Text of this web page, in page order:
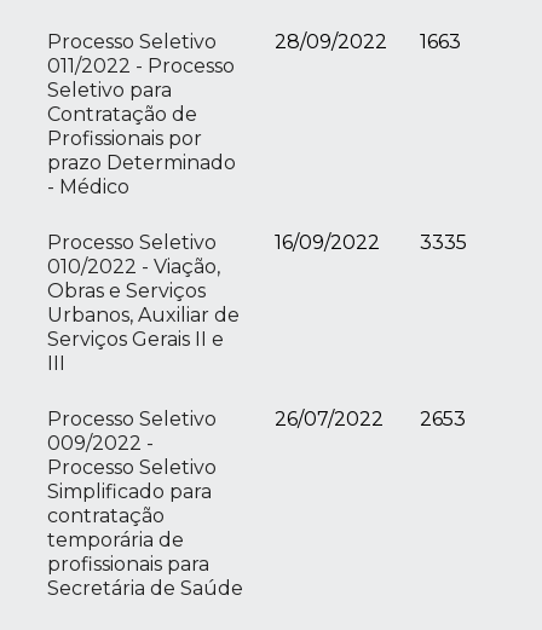
Processo Seletivo
011/2022 - Processo
Seletivo para
Contratação de
Profissionais por
prazo Determinado
- Médico
28/09/2022 1663
Processo Seletivo
010/2022 - Viação,
Obras e Serviços
Urbanos, Auxiliar de
Serviços Gerais II e
III
16/09/2022 3335
Processo Seletivo
009/2022 -
Processo Seletivo
Simplificado para
contratação
temporária de
profissionais para
Secretária de Saúde
26/07/2022 2653